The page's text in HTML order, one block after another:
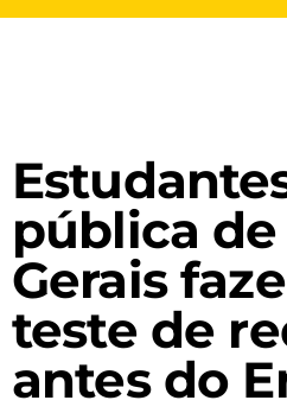
pública
Gerais
teste de
antes do